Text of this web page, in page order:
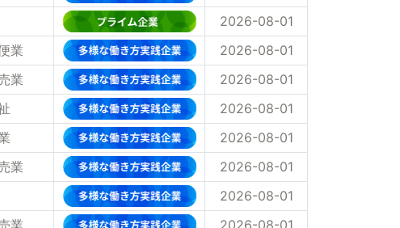
2026-08-01
業
2026-08-01
業
2026-08-01
2026-08-01
2026-08-01
業
2026-08-01
2026-08-01
業
2026-08-01